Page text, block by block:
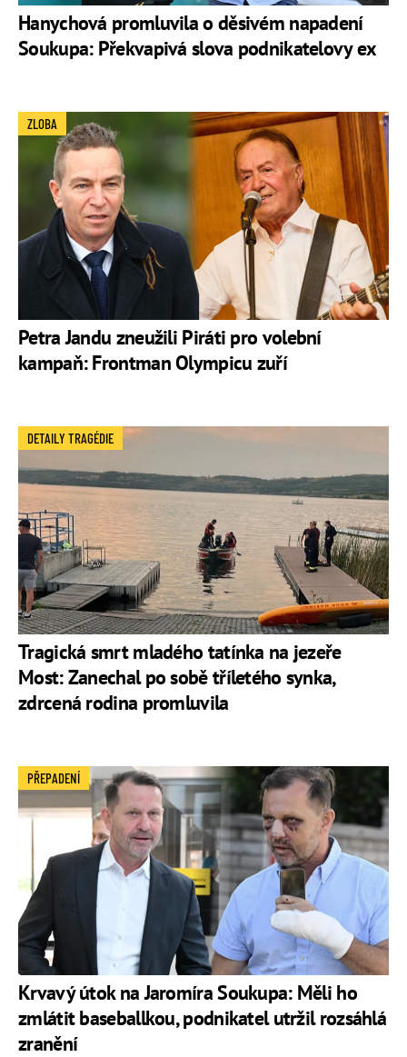
Hanychová promluvila o děsivém napadení
Soukupa: Překvapivá slova podnikatelovy ex
Petra Jandu zneužili Piráti pro volební
kampaň: Frontman Olympicu zuří
ZLOBA
Tragická smrt mladého tatínka na jezeře
Most: Zanechal po sobě tříletého synka,
zdrcená rodina promluvila
DETAILY TRAGÉDIE
Krvavý útok na Jaromíra Soukupa: Měli ho
zmlátit baseballkou, podnikatel utržil rozsáhlá
zranění
PŘEPADENÍ